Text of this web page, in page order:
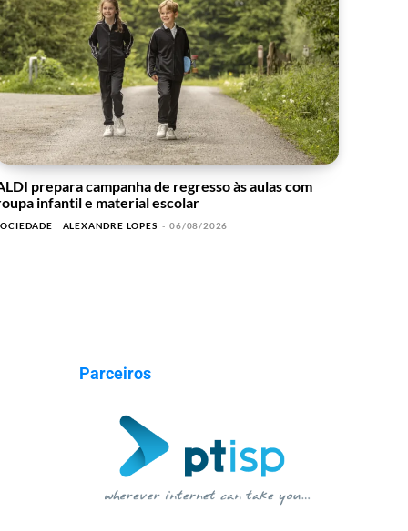
prepara campanha de regresso às aulas com
infantil e material escolar
ALEXANDRE LOPES - 06/08/2026
Parceiros